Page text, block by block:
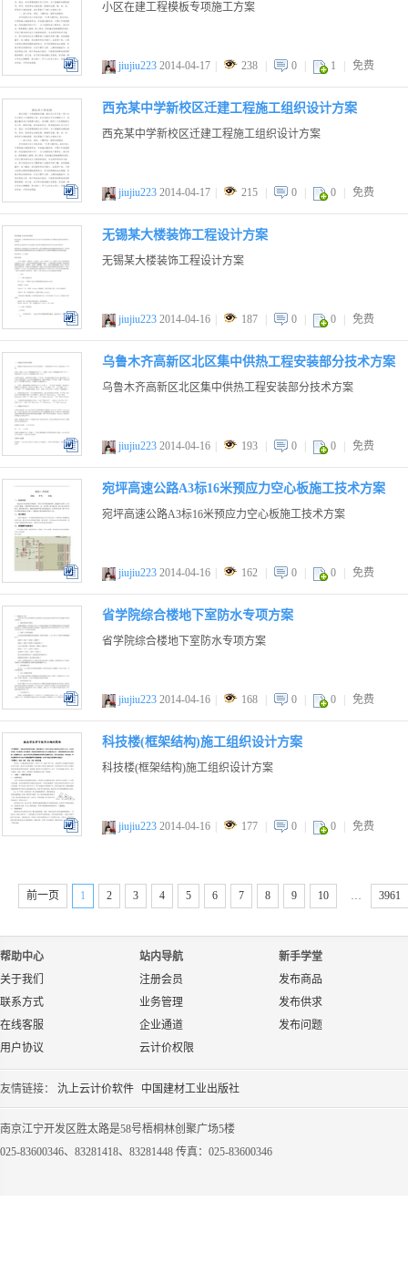
doc
小区在建工程模板专项施工方案
jiujiu223 2014-04-17 238 0 1 免费
doc
西充某中学新校区迁建工程施工组织设计方案
西充某中学新校区迁建工程施工组织设计方案
jiujiu223 2014-04-17 215 0 0 免费
doc
无锡某大楼装饰工程设计方案
无锡某大楼装饰工程设计方案
jiujiu223 2014-04-16 187 0 0 免费
doc
乌鲁木齐高新区北区集中供热工程安装部分技术方案
乌鲁木齐高新区北区集中供热工程安装部分技术方案
jiujiu223 2014-04-16 193 0 0 免费
doc
宛坪高速公路A3标16米预应力空心板施工技术方案
宛坪高速公路A3标16米预应力空心板施工技术方案
jiujiu223 2014-04-16 162 0 0 免费
doc
省学院综合楼地下室防水专项方案
省学院综合楼地下室防水专项方案
jiujiu223 2014-04-16 168 0 0 免费
doc
科技楼(框架结构)施工组织设计方案
科技楼(框架结构)施工组织设计方案
jiujiu223 2014-04-16 177 0 0 免费
前一页 1 2 3 4 5 6 7 8 9 10 … 3961
帮助中心
关于我们
联系方式
在线客服
用户协议
站内导航
注册会员
业务管理
企业通道
云计价权限
新手学堂
发布商品
发布供求
发布问题
友情链接： 氿上云计价软件 中国建材工业出版社
南京江宁开发区胜太路是58号梧桐林创聚广场5楼
025-83600346、83281418、83281448 传真：025-83600346